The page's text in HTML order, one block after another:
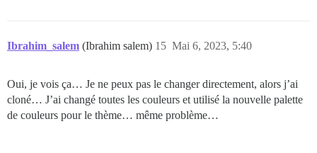
Ibrahim_salem (Ibrahim salem) Mai 6, 2023, 5:40
15
Oui, je vois ça… Je ne peux pas le changer directement, alors j’ai
cloné… J’ai changé toutes les couleurs et utilisé la nouvelle palette
de couleurs pour le thème… même problème…